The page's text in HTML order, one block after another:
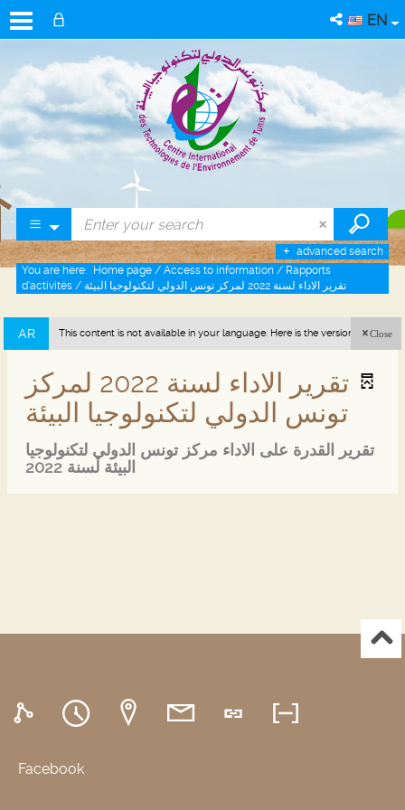
EN
advanced search
You are here: Home page / Access to information / Rapports
d’activités / تقرير الاداء لسنة 2022 لمركز تونس الدولي لتكنولوجيا البيئة
AR This content is not available in your language. Here is the version in arabic
Close
تقرير الاداء لسنة 2022 لمركز
تونس الدولي لتكنولوجيا البيئة
تقرير القدرة على الاداء مركز تونس الدولي لتكنولوجيا
البيئة لسنة 2022
Facebook